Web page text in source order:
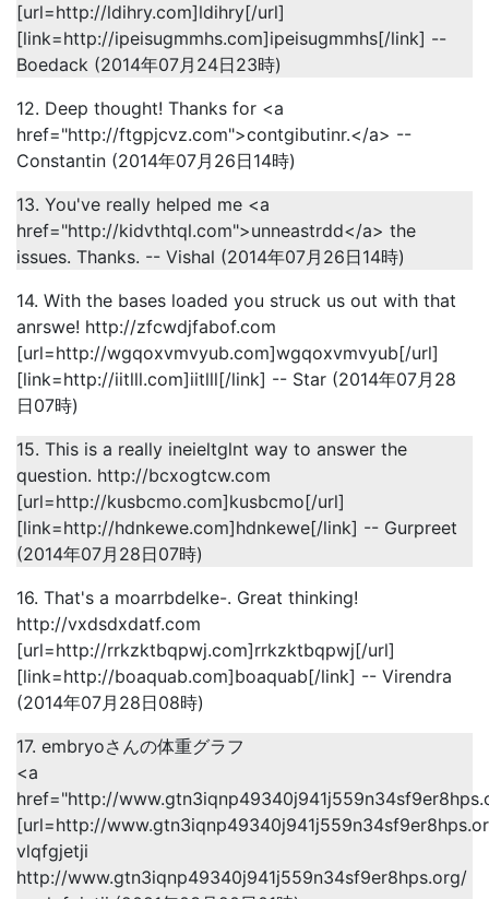
[url=http://ldihry.com]ldihry[/url]
[link=http://ipeisugmmhs.com]ipeisugmmhs[/link] --
Boedack (2014年07月24日23時)
12. Deep thought! Thanks for <a
href="http://ftgpjcvz.com">contgibutinr.</a> --
Constantin (2014年07月26日14時)
13. You've really helped me <a
href="http://kidvthtql.com">unneastrdd</a> the
issues. Thanks. -- Vishal (2014年07月26日14時)
14. With the bases loaded you struck us out with that
anrswe! http://zfcwdjfabof.com
[url=http://wgqoxvmvyub.com]wgqoxvmvyub[/url]
[link=http://iitlll.com]iitlll[/link] -- Star (2014年07月28
日07時)
15. This is a really ineieltglnt way to answer the
question. http://bcxogtcw.com
[url=http://kusbcmo.com]kusbcmo[/url]
[link=http://hdnkewe.com]hdnkewe[/link] -- Gurpreet
(2014年07月28日07時)
16. That's a moarrbdelke-. Great thinking!
http://vxdsdxdatf.com
[url=http://rrkzktbqpwj.com]rrkzktbqpwj[/url]
[link=http://boaquab.com]boaquab[/link] -- Virendra
(2014年07月28日08時)
17. embryoさんの体重グラフ
<a
href="http://
[url=http://
vlqfgjetji
http://www.gtn3iqnp49340j941j559n34sf9er8hps.org/